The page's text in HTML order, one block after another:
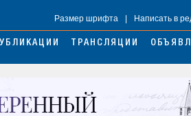
Размер шрифта Написать в
ТРАНСЛЯЦИИ